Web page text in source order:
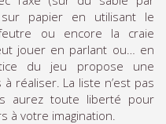
papier en utilisant le
ou encore la craie
jouer en parlant ou… en
du jeu propose une
à réaliser. La liste n’est pas
aurez toute liberté pour
à votre imagination.